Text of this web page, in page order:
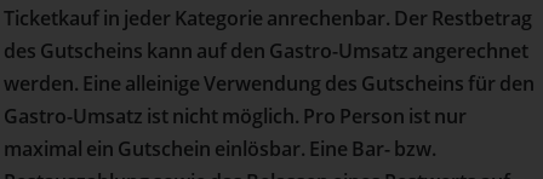
Ticketkauf in jeder Kategorie anrechenbar. Der Restbetrag
des Gutscheins kann auf den Gastro-Umsatz angerechnet
werden. Eine alleinige Verwendung des Gutscheins für den
Gastro-Umsatz ist nicht möglich. Pro Person ist nur
maximal ein Gutschein einlösbar. Eine Bar- bzw.